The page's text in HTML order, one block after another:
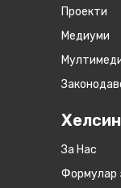
Проекти
Медиуми
За Нас
Формулар